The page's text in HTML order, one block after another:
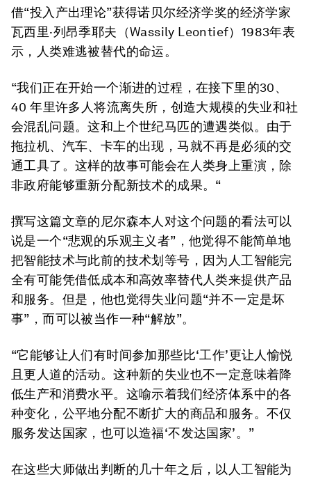
借“投入产出理论”获得诺贝尔经济学奖的经济学家
瓦西里·列昂季耶夫（Wassily Leontief）1983年表
示，人类难逃被替代的命运。
“我们正在开始一个渐进的过程，在接下里的30、
40 年里许多人将流离失所，创造大规模的失业和社
会混乱问题。这和上个世纪马匹的遭遇类似。由于
拖拉机、汽车、卡车的出现，马就不再是必须的交
通工具了。这样的故事可能会在人类身上重演，除
非政府能够重新分配新技术的成果。“
撰写这篇文章的尼尔森本人对这个问题的看法可以
说是一个“悲观的乐观主义者”，他觉得不能简单地
把智能技术与此前的技术划等号，因为人工智能完
全有可能凭借低成本和高效率替代人类来提供产品
和服务。但是，他也觉得失业问题“并不一定是坏
事”，而可以被当作一种“解放”。
“它能够让人们有时间参加那些比‘工作’更让人愉悦
且更人道的活动。这种新的失业也不一定意味着降
低生产和消费水平。这喻示着我们经济体系中的各
种变化，公平地分配不断扩大的商品和服务。不仅
服务发达国家，也可以造福‘不发达国家’。”
在这些大师做出判断的几十年之后，以人工智能为